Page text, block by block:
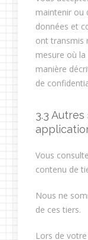
maintenir ou
données et
ont transmis
mesure où la
manière
de
3.3
Vous
contenu de
Nous ne
de ces tiers.
Lors de